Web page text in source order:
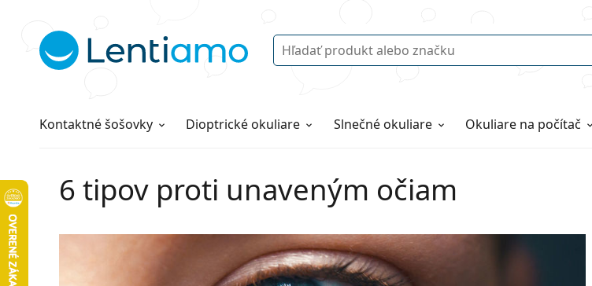
Vyhľadávanie
Kontaktné šošovky
Roztoky Dioptrické okuliare Slnečné okuliare Okuliare na počítač
Všetko o nákupe
6 tipov proti unaveným očiam